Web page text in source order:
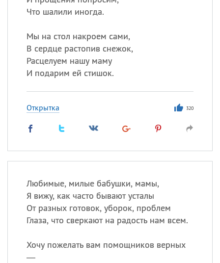
Что шалили иногда.
Мы на стол накроем сами,
В сердце растопив снежок,
Расцелуем нашу маму
И подарим ей стишок.
Открытка 320
Любимые, милые бабушки, мамы,
Я вижу, как часто бывают усталы
От разных готовок, уборок, проблем
Глаза, что сверкают на радость нам всем.
Хочу пожелать вам помощников верных
—